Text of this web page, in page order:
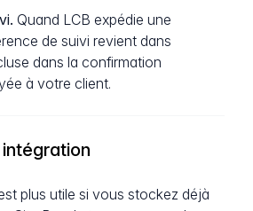
Quand LCB expédie une
de suivi revient dans
dans la confirmation
à votre client.
plus utile si vous stockez déjà